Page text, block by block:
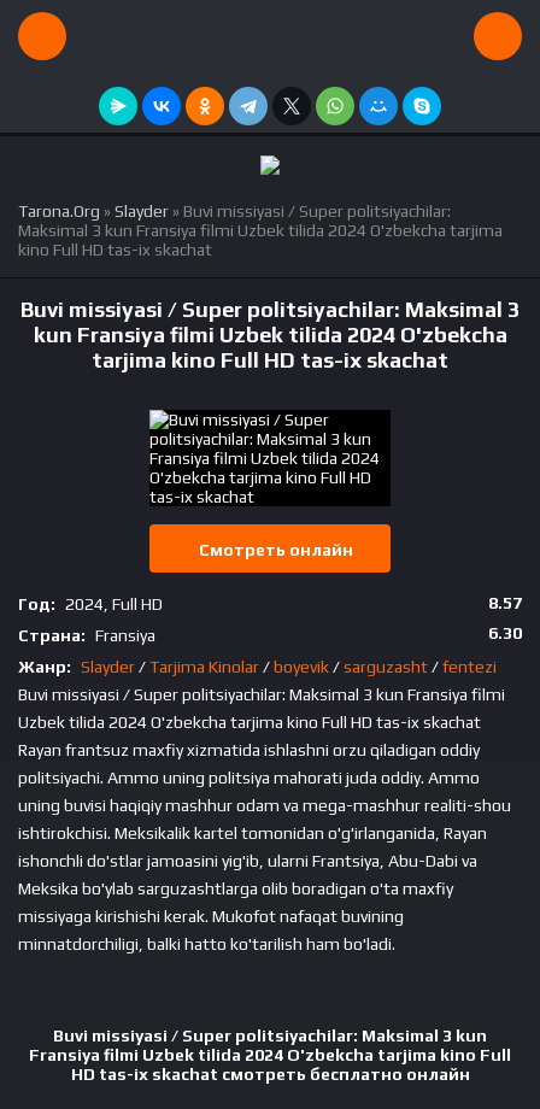
Tarona.Org »Slayder » Buvi missiyasi / Super politsiyachilar:
Maksimal 3 kun Fransiya filmi Uzbek tilida 2024 O'zbekcha tarjima
kino Full HD tas-ix skachat
Buvi missiyasi / Super politsiyachilar: Maksimal 3
kun Fransiya filmi Uzbek tilida 2024 O'zbekcha
tarjima kino Full HD tas-ix skachat
Смотреть онлайн
8.57
6.30
Год: 2024, Full HD
Страна: Fransiya
Жанр: Slayder/Tarjima Kinolar/boyevik/sarguzasht/fentezi
Buvi missiyasi / Super politsiyachilar: Maksimal 3 kun Fransiya filmi
Uzbek tilida 2024 O'zbekcha tarjima kino Full HD tas-ix skachat
Rayan frantsuz maxfiy xizmatida ishlashni orzu qiladigan oddiy
politsiyachi. Ammo uning politsiya mahorati juda oddiy. Ammo
uning buvisi haqiqiy mashhur odam va mega-mashhur realiti-shou
ishtirokchisi. Meksikalik kartel tomonidan o'g'irlanganida, Rayan
ishonchli do'stlar jamoasini yig'ib, ularni Frantsiya, Abu-Dabi va
Meksika bo'ylab sarguzashtlarga olib boradigan o'ta maxfiy
missiyaga kirishishi kerak. Mukofot nafaqat buvining
minnatdorchiligi, balki hatto ko'tarilish ham bo'ladi.
Buvi missiyasi / Super politsiyachilar: Maksimal 3 kun
Fransiya filmi Uzbek tilida 2024 O'zbekcha tarjima kino Full
HD tas-ix skachat смотреть бесплатно онлайн